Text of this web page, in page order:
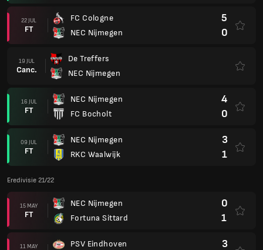
22 JUL
FT
FC Cologne
NEC Nijmegen
5
0
19 JUL
Canc.
De Treffers
NEC Nijmegen
16 JUL
FT
NEC Nijmegen
FC Bocholt
4
0
09 JUL
FT
NEC Nijmegen
RKC Waalwijk
3
1
Eredivisie 21/22
15 MAY
FT
NEC Nijmegen
Fortuna Sittard
0
1
11 MAY
PSV Eindhoven
3